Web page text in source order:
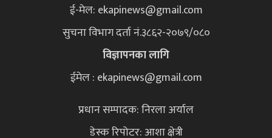
ई-मेल: ekapinews@gmail.com
सुचना विभाग दर्ता नं.३८६२-२०७९/०८०
विज्ञापनका लागि
ईमेल : ekapinews@gmail.com
प्रधान सम्पादक: निरला अर्याल
डेस्क रिपोटर: आशा क्षेत्री